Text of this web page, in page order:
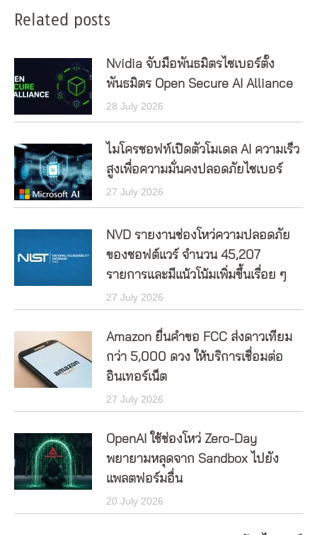
Related posts
Nvidia จับมือพันธมิตรไซเบอร์ตั้ง
พันธมิตร Open Secure AI Alliance
28 July 2026
ไมโครซอฟท์เปิดตัวโมเดล AI ความเร็ว
สูงเพื่อความมั่นคงปลอดภัยไซเบอร์
27 July 2026
NVD รายงานช่องโหว่ความปลอดภัย
ของซอฟต์แวร์ จำนวน 45,207
รายการและมีแน้วโน้มเพิ่มขึ้นเรื่อย ๆ
27 July 2026
Amazon ยื่นคำขอ FCC ส่งดาวเทียม
กว่า 5,000 ดวง ให้บริการเชื่อมต่อ
อินเทอร์เน็ต
27 July 2026
OpenAI ใช้ช่องโหว่ Zero-Day
พยายามหลุดจาก Sandbox ไปยัง
แพลตฟอร์มอื่น
20 July 2026